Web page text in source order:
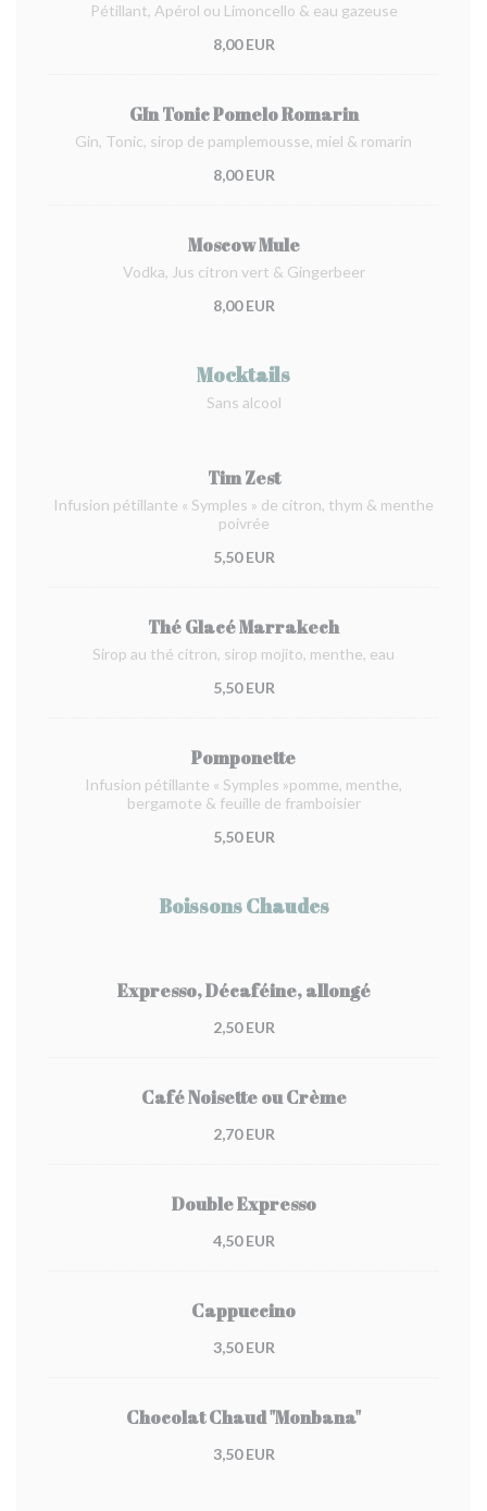
Pétillant, Apérol ou Limoncello & eau gazeuse
8,00 EUR
GIn Tonic Pomelo Romarin
Gin, Tonic, sirop de pamplemousse, miel & romarin
8,00 EUR
Moscow Mule
Vodka, Jus citron vert & Gingerbeer
8,00 EUR
Mocktails
Sans alcool
Tim Zest
Infusion pétillante « Symples » de citron, thym & menthe
poivrée
5,50 EUR
Thé Glacé Marrakech
Sirop au thé citron, sirop mojito, menthe, eau
5,50 EUR
Pomponette
Infusion pétillante « Symples »pomme, menthe,
bergamote & feuille de framboisier
5,50 EUR
Boissons Chaudes
Expresso, Décaféine, allongé
2,50 EUR
Café Noisette ou Crème
2,70 EUR
Double Expresso
4,50 EUR
Cappuccino
3,50 EUR
Chocolat Chaud "Monbana"
3,50 EUR